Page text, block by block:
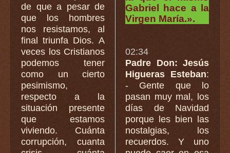
de que a pesar de
que los hombres
nos resistamos, al
final triunfa Dios. A
veces los Cristianos
podemos tener
como un cierto
pesimismo,
respecto a la
situación presente
que estamos
viviendo. Cuánta
corrupción, cuanta
Gabriel hace a la
Virgen María.».
02:34
Padre Don: Jesús
Higueras Esteban:
- Gente que lo
pasan muy mal, los
días de Navidad
porque les bien las
nostalgias, los
recuerdos. Y uno